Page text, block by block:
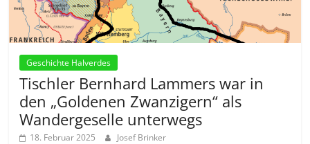
Geschichte Halverdes
Tischler Bernhard Lammers war in
den „Goldenen Zwanzigern“ als
Wandergeselle unterwegs
18. Februar 2025 Josef Brinker